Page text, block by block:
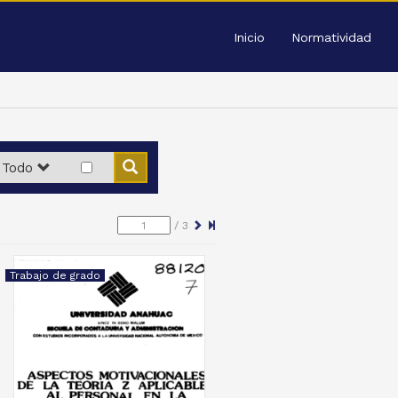
Inicio Normatividad
Todo
/ 3
Trabajo de grado